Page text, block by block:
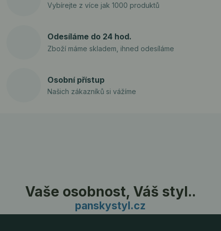
Vybírejte z více jak 1000 produktů
Odesíláme do 24 hod.
Zboží máme skladem, ihned odesíláme
Osobní přístup
Našich zákazníků si vážíme
Vaše osobnost, Váš styl..
panskystyl.cz